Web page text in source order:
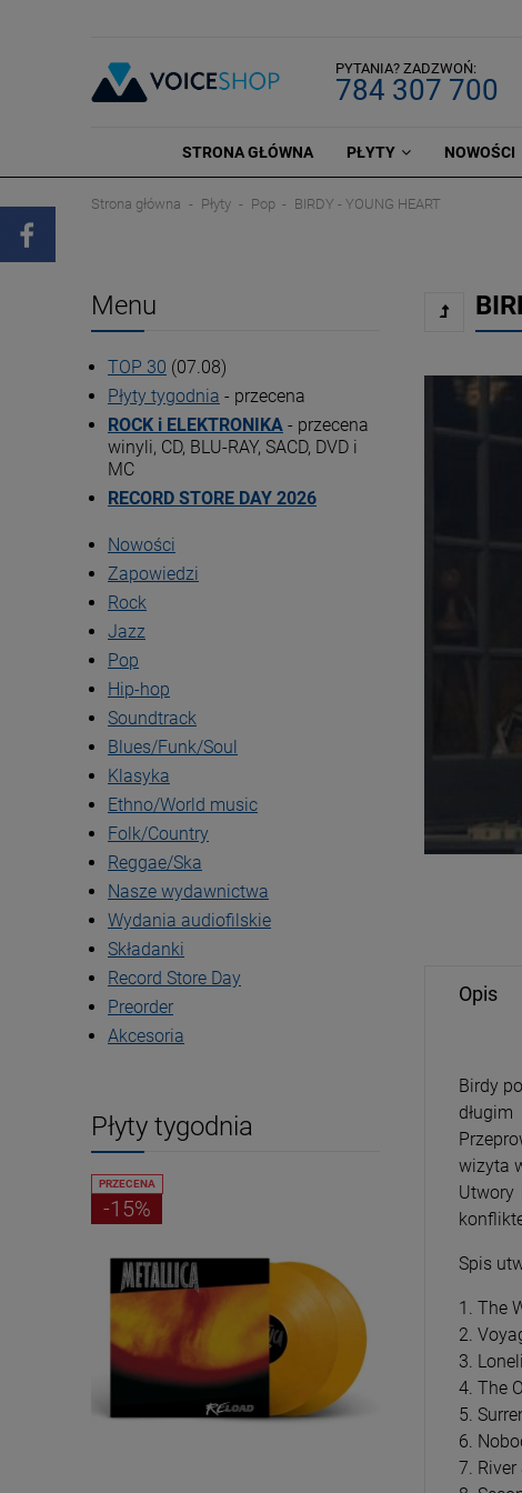
PYTANIA? ZADZWOŃ:
784 307 700
STRONA GŁÓWNA PŁYTY NOWOŚCI
Strona główna Płyty Pop BIRDY - YOUNG HEART
Menu
TOP 30 (07.08)
Płyty tygodnia - przecena
ROCK i ELEKTRONIKA - przecena
winyli, CD, BLU-RAY, SACD, DVD i
MC
RECORD STORE DAY 2026
Nowości
Zapowiedzi
Rock
Jazz
Pop
Hip-hop
Soundtrack
Blues/Funk/Soul
Klasyka
Ethno/World music
Folk/Country
Reggae/Ska
Nasze wydawnictwa
Wydania audiofilskie
Składanki
Record Store Day
Preorder
Akcesoria
Płyty tygodnia
-15%
PRZECENA
Opis
Birdy
wizyta
Utwory
Spis
1. The
2.
3.
4. The
5.
6.
7. River